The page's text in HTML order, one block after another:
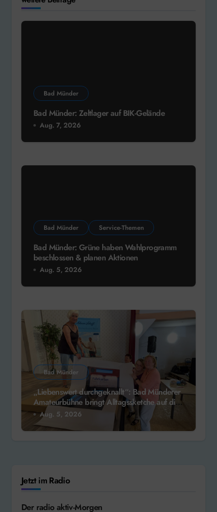
Bad Münder
Bad Münder: Zeltlager auf BIK-Gelände
Aug. 7, 2026
Bad Münder Service-Themen
Bad Münder: Grüne haben Wahlprogramm
beschlossen & planen Aktionen
Aug. 5, 2026
Bad Münder
„Liebenswert durchgeknallt“: Bad Münderer
Amateurbühne bringt Alltagssketche auf die
Bühne
Aug. 5, 2026
Jetzt im Radio
Der radio aktiv-Morgen